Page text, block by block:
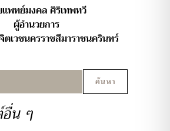
แพทย์มงคล ศิริเทพทวี
ผู้อำนวยการ
ตเวชนครราชสีมาราชนครินทร์
ค้นหา
อื่น ๆ